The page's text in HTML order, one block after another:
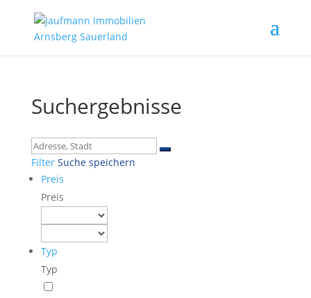
Suchergebnisse
Filter Suche speichern
Preis
Preis
Typ
Typ